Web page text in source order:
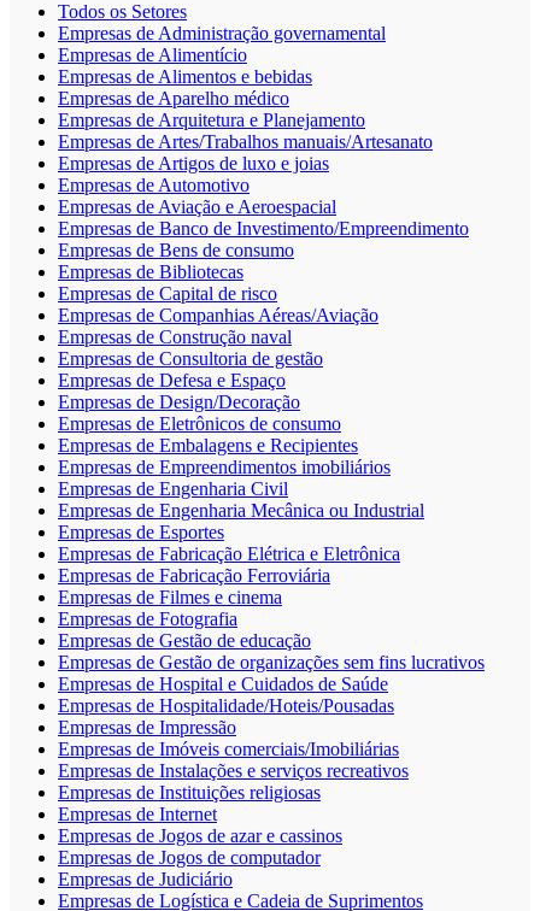
Todos os Setores
Empresas de Administração governamental
Empresas de Alimentício
Empresas de Alimentos e bebidas
Empresas de Aparelho médico
Empresas de Arquitetura e Planejamento
Empresas de Artes/Trabalhos manuais/Artesanato
Empresas de Artigos de luxo e joias
Empresas de Automotivo
Empresas de Aviação e Aeroespacial
Empresas de Banco de Investimento/Empreendimento
Empresas de Bens de consumo
Empresas de Bibliotecas
Empresas de Capital de risco
Empresas de Companhias Aéreas/Aviação
Empresas de Construção naval
Empresas de Consultoria de gestão
Empresas de Defesa e Espaço
Empresas de Design/Decoração
Empresas de Eletrônicos de consumo
Empresas de Embalagens e Recipientes
Empresas de Empreendimentos imobiliários
Empresas de Engenharia Civil
Empresas de Engenharia Mecânica ou Industrial
Empresas de Esportes
Empresas de Fabricação Elétrica e Eletrônica
Empresas de Fabricação Ferroviária
Empresas de Filmes e cinema
Empresas de Fotografia
Empresas de Gestão de educação
Empresas de Gestão de organizações sem fins lucrativos
Empresas de Hospital e Cuidados de Saúde
Empresas de Hospitalidade/Hoteis/Pousadas
Empresas de Impressão
Empresas de Imóveis comerciais/Imobiliárias
Empresas de Instalações e serviços recreativos
Empresas de Instituições religiosas
Empresas de Internet
Empresas de Jogos de azar e cassinos
Empresas de Jogos de computador
Empresas de Judiciário
Empresas de Logística e Cadeia de Suprimentos